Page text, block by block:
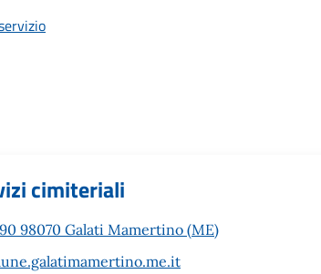
cimiteriali
98070 Galati Mamertino (ME)